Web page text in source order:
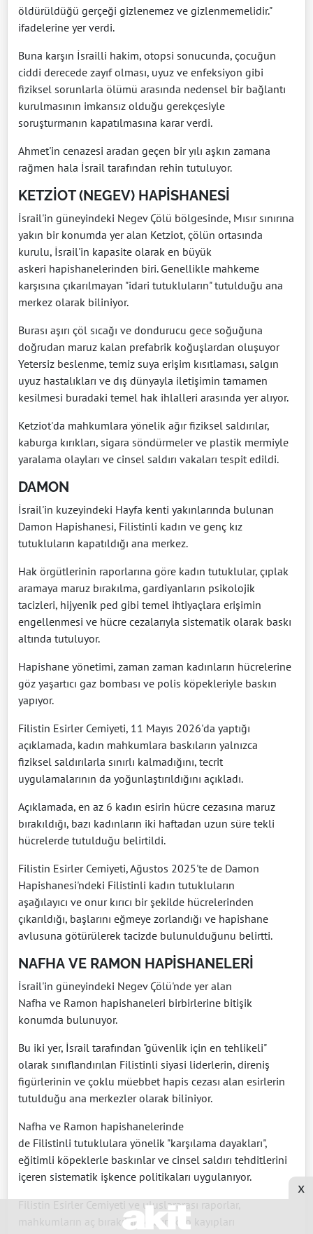
öldürüldüğü gerçeği gizlenemez ve gizlenmemelidir."
ifadelerine yer verdi.
Buna karşın İsrailli hakim, otopsi sonucunda, çocuğun
ciddi derecede zayıf olması, uyuz ve enfeksiyon gibi
fiziksel sorunlarla ölümü arasında nedensel bir bağlantı
kurulmasının imkansız olduğu gerekçesiyle
soruşturmanın kapatılmasına karar verdi.
Ahmet'in cenazesi aradan geçen bir yılı aşkın zamana
rağmen hala İsrail tarafından rehin tutuluyor.
KETZİOT (NEGEV) HAPİSHANESİ
İsrail'in güneyindeki Negev Çölü bölgesinde, Mısır sınırına
yakın bir konumda yer alan Ketziot, çölün ortasında
kurulu, İsrail'in kapasite olarak en büyük
askeri hapishanelerinden biri. Genellikle mahkeme
karşısına çıkarılmayan "idari tutukluların" tutulduğu ana
merkez olarak biliniyor.
Burası aşırı çöl sıcağı ve dondurucu gece soğuğuna
doğrudan maruz kalan prefabrik koğuşlardan oluşuyor
Yetersiz beslenme, temiz suya erişim kısıtlaması, salgın
uyuz hastalıkları ve dış dünyayla iletişimin tamamen
kesilmesi buradaki temel hak ihlalleri arasında yer alıyor.
Ketziot'da mahkumlara yönelik ağır fiziksel saldırılar,
kaburga kırıkları, sigara söndürmeler ve plastik mermiyle
yaralama olayları ve cinsel saldırı vakaları tespit edildi.
DAMON
İsrail'in kuzeyindeki Hayfa kenti yakınlarında bulunan
Damon Hapishanesi, Filistinli kadın ve genç kız
tutukluların kapatıldığı ana merkez.
Hak örgütlerinin raporlarına göre kadın tutuklular, çıplak
aramaya maruz bırakılma, gardiyanların psikolojik
tacizleri, hijyenik ped gibi temel ihtiyaçlara erişimin
engellenmesi ve hücre cezalarıyla sistematik olarak baskı
altında tutuluyor.
Hapishane yönetimi, zaman zaman kadınların hücrelerine
göz yaşartıcı gaz bombası ve polis köpekleriyle baskın
yapıyor.
Filistin Esirler Cemiyeti, 11 Mayıs 2026'da yaptığı
açıklamada, kadın mahkumlara baskıların yalnızca
fiziksel saldırılarla sınırlı kalmadığını, tecrit
uygulamalarının da yoğunlaştırıldığını açıkladı.
Açıklamada, en az 6 kadın esirin hücre cezasına maruz
bırakıldığı, bazı kadınların iki haftadan uzun süre tekli
hücrelerde tutulduğu belirtildi.
Filistin Esirler Cemiyeti, Ağustos 2025'te de Damon
Hapishanesi'ndeki Filistinli kadın tutukluların
aşağılayıcı ve onur kırıcı bir şekilde hücrelerinden
çıkarıldığı, başlarını eğmeye zorlandığı ve hapishane
avlusuna götürülerek tacizde bulunulduğunu belirtti.
NAFHA VE RAMON HAPİSHANELERİ
İsrail'in güneyindeki Negev Çölü'nde yer alan
Nafha ve Ramon hapishaneleri birbirlerine bitişik
konumda bulunuyor.
Bu iki yer, İsrail tarafından "güvenlik için en tehlikeli"
olarak sınıflandırılan Filistinli siyasi liderlerin, direniş
figürlerinin ve çoklu müebbet hapis cezası alan esirlerin
tutulduğu ana merkezler olarak biliniyor.
Nafha ve Ramon hapishanelerinde
de Filistinli tutuklulara yönelik "karşılama dayakları",
eğitimli köpeklerle baskınlar ve cinsel saldırı tehditlerini
içeren sistematik işkence politikaları uygulanıyor.
Filistin Esirler Cemiyeti ve uluslararası raporlar,
mahkumların aç bırakılarak aşırı kilo kayıpları
x